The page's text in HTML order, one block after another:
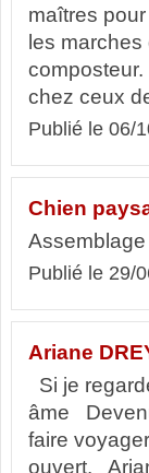
maîtres
les
chez ceux
Publié le 06/
Chien
Publié le 29/
Ariane
Si je
âme
faire
ouvert.